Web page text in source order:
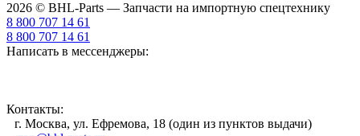
2026 © BHL-Parts — Запчасти на импортную спецтехнику
8 800 707 14 61
8 800 707 14 61
Написать в мессенджеры:
Контакты:
г. Москва, ул. Ефремова, 18 (один из пунктов выдачи)